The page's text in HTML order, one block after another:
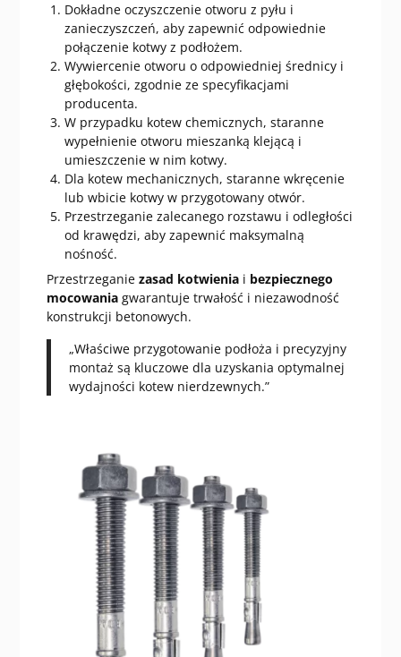
Dokładne oczyszczenie otworu z pyłu i
zanieczyszczeń, aby zapewnić odpowiednie
połączenie kotwy z podłożem.
Wywiercenie otworu o odpowiedniej średnicy i
głębokości, zgodnie ze specyfikacjami
producenta.
W przypadku kotew chemicznych, staranne
wypełnienie otworu mieszanką klejącą i
umieszczenie w nim kotwy.
Dla kotew mechanicznych, staranne wkręcenie
lub wbicie kotwy w przygotowany otwór.
Przestrzeganie zalecanego rozstawu i odległości
od krawędzi, aby zapewnić maksymalną
nośność.
Przestrzeganie zasad kotwieniai bezpiecznego
mocowaniagwarantuje trwałość i niezawodność
konstrukcji betonowych.
„Właściwe przygotowanie podłoża i precyzyjny
montaż są kluczowe dla uzyskania optymalnej
wydajności kotew nierdzewnych.”